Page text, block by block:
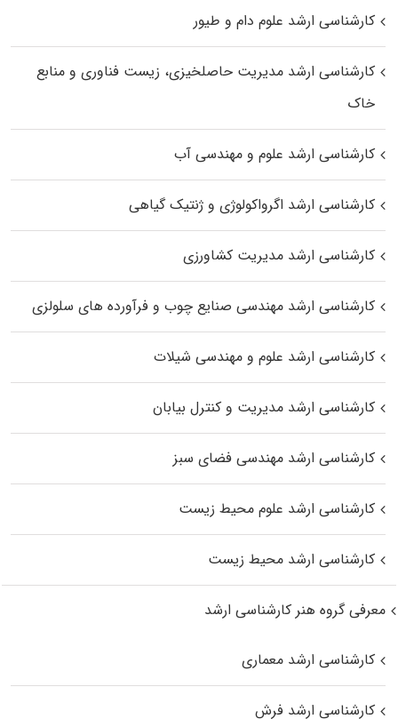
کارشناسی ارشد علوم دام و طیور
کارشناسی ارشد مدیریت حاصلخیزی، زیست فناوری و منابع
خاک
کارشناسی ارشد علوم و مهندسی آب
کارشناسی ارشد اگرواکولوژی و ژنتیک گیاهی
کارشناسی ارشد مدیریت کشاورزی
کارشناسی ارشد مهندسی صنایع چوب و فرآورده‌ های سلولزی
کارشناسی ارشد علوم و مهندسی شیلات
کارشناسی ارشد مدیریت و کنترل بیابان
کارشناسی ارشد مهندسی فضای سبز
کارشناسی ارشد علوم محیط‌ زیست
کارشناسی ارشد محیط زیست
معرفی گروه هنر کارشناسی ارشد
کارشناسی ارشد معماری
کارشناسی ارشد فرش